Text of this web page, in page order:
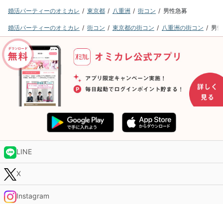
婚活パーティーのオミカレ 東京都 八重洲 街コン 男性急募
婚活パーティーのオミカレ 街コン 東京都の街コン 八重洲の街コン 男
LINE
X
Instagram